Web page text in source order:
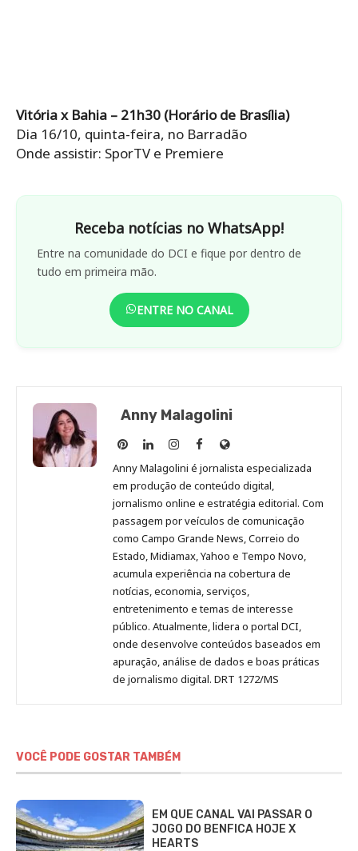
Vitória x Bahia – 21h30 (Horário de Brasília)
Dia 16/10, quinta-feira, no Barradão
Onde assistir: SporTV e Premiere
Receba notícias no WhatsApp!
Entre na comunidade do DCI e fique por dentro de
tudo em primeira mão.
ENTRE NO CANAL
Anny Malagolini
Anny
Malagolini
no
Pinterest
Anny
Malagolini
no
LinkedIn
Anny
Malagolini
no
Instagram
Anny
Malagolini
no
Facebook
Site
de
Anny
Malagolini
Anny Malagolini é jornalista especializada
em produção de conteúdo digital,
jornalismo online e estratégia editorial. Com
passagem por veículos de comunicação
como Campo Grande News, Correio do
Estado, Midiamax, Yahoo e Tempo Novo,
acumula experiência na cobertura de
notícias, economia, serviços,
entretenimento e temas de interesse
público. Atualmente, lidera o portal DCI,
onde desenvolve conteúdos baseados em
apuração, análise de dados e boas práticas
de jornalismo digital. DRT 1272/MS
VOCÊ PODE GOSTAR TAMBÉM
EM QUE CANAL VAI PASSAR O
JOGO DO BENFICA HOJE X
HEARTS